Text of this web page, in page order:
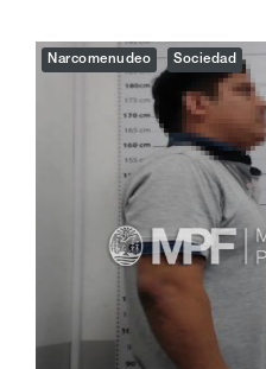
Narcomenudeo Sociedad